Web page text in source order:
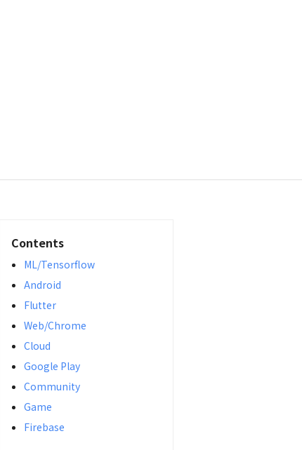
Contents
ML/Tensorflow
Android
Flutter
Web/Chrome
Cloud
Google Play
Community
Game
Firebase